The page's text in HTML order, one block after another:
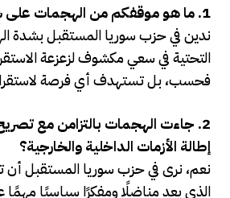
1. ما هو موقفكم من الهجمات على
ندين في حزب سوريا المستقبل بشدة
التحتية في سعي مكشوف لزعزعة
فحسب، بل تستهدف أي فرصة لاستقرار
2. جاءت الهجمات بالتزامن مع
إطالة الأزمات الداخلية والخارجية؟
نعم، نرى في حزب سوريا المستقبل أن
الذي يعد مناضلًا ومفكرًا سياسيًا